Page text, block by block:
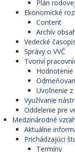
Plán
Ekonomické
Content
Archív
Vedecké
Správy o VVČ
Tvoriví
Hodnotenie
Uvoľnenie
Využívanie
Oddelenie pre
Medzinárodné
Aktuálne
Prichádzajúci
Termíny